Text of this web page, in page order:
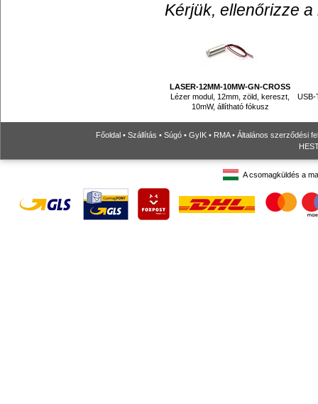
Kérjük, ellenőrizze
LASER-12MM-10MW-GN-CROSS
Lézer modul, 12mm, zöld, kereszt,
10mW, állítható fókusz
USB-
Főoldal • Szállítás • Súgó • GyIK • RMA• Általános szerződési
A csomagküldés a